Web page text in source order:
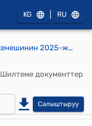
KG RU
Чон-Алай айылдык кенешинин 2025-жылдын 10-майындагы №4 Чоң-Алай айыл өкмөтүнө караштуу Дароот-Коргон айылындагы 5-07-01-0001-0809 коду менен катталган АЗС куруу үчүн деп берилген 3000 кв. м. жер аянтына АГЗС жана АЗС курууга макулдук берүү жөнүндө токтому
Шилтеме документтер
Салыштыруу